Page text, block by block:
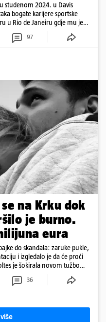
studenom 2024. u Davis
bogate karijere sportske
u Rio de Janeiru gdje mu je
97
na Krku dok
je burno.
eura
do skandala: zaruke pukle,
i izgledalo je da će proći
je šokirala novom tužbom
36